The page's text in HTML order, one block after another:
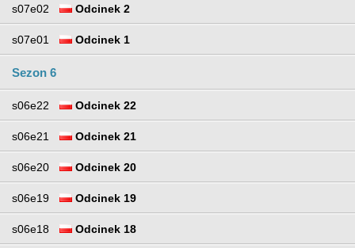
s07e02 Odcinek 2
s07e01 Odcinek 1
Sezon 6
s06e22 Odcinek 22
s06e21 Odcinek 21
s06e20 Odcinek 20
s06e19 Odcinek 19
s06e18 Odcinek 18